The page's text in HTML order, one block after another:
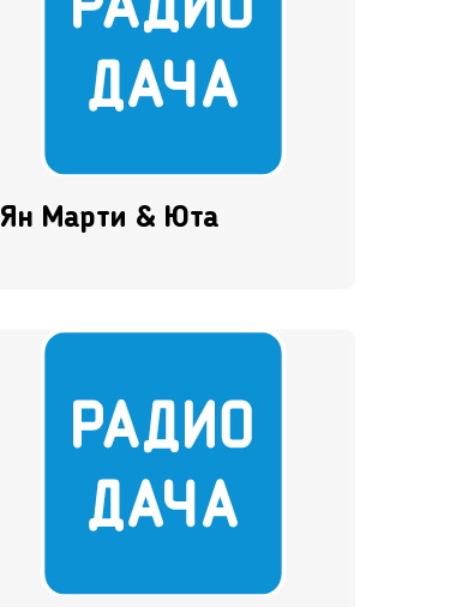
Ян Марти & Юта